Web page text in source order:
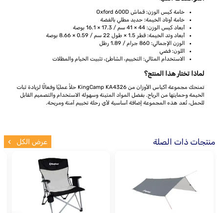
خامة كيس الوزن: قماش Oxford 600D
خامة أوتاد الخيمة: حديد مطلي بالفضة
أبعاد كيس الوزن: 44 × 41 سم / 17.3 × 16.1 بوصة
أبعاد وتد الخيمة: قطر 1.5 × طول 22 سم / 0.59 × 8.66 بوصة
الوزن الإجمالي: 860 جرام / 1.89 رطل
اللون: فضي
الاستخدام المثالي: التخييم، الشاطئ، تثبيت الخيام والمظلات
لماذا تختار هذا المنتج؟
تمنحك مجموعة أكياس الأوزان من KingCamp KA4326 حلاً عمليًا وفعالًا لزيادة ثبات
الخيمة وحمايتها من الرياح. بفضل المواد المتينة وسهولة الاستخدام والتصميم القابل
للحمل، تُعد هذه المجموعة إضافة أساسية لأي رحلة تخييم آمنة ومريحة.
منتجات ذات الصلة عرض الكل